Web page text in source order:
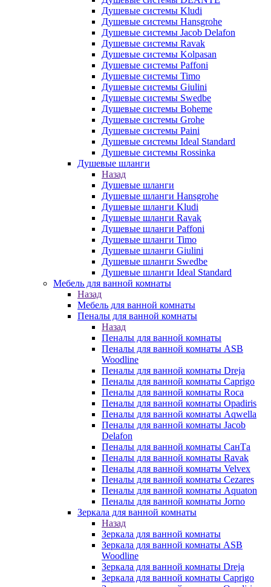
Душевые системы Kludi
Душевые системы Hansgrohe
Душевые системы Jacob Delafon
Душевые системы Ravak
Душевые системы Kolpasan
Душевые системы Paffoni
Душевые системы Timo
Душевые системы Giulini
Душевые системы Swedbe
Душевые системы Boheme
Душевые системы Grohe
Душевые системы Paini
Душевые системы Ideal Standard
Душевые системы Rossinka
Душевые шланги
Назад
Душевые шланги
Душевые шланги Hansgrohe
Душевые шланги Kludi
Душевые шланги Ravak
Душевые шланги Paffoni
Душевые шланги Timo
Душевые шланги Giulini
Душевые шланги Swedbe
Душевые шланги Ideal Standard
Мебель для ванной комнаты
Назад
Мебель для ванной комнаты
Пеналы для ванной комнаты
Назад
Пеналы для ванной комнаты
Пеналы для ванной комнаты ASB
Woodline
Пеналы для ванной комнаты Dreja
Пеналы для ванной комнаты Caprigo
Пеналы для ванной комнаты Roca
Пеналы для ванной комнаты Opadiris
Пеналы для ванной комнаты Aqwella
Пеналы для ванной комнаты Jacob
Delafon
Пеналы для ванной комнаты СанТа
Пеналы для ванной комнаты Ravak
Пеналы для ванной комнаты Velvex
Пеналы для ванной комнаты Cezares
Пеналы для ванной комнаты Aquaton
Пеналы для ванной комнаты Jorno
Зеркала для ванной комнаты
Назад
Зеркала для ванной комнаты
Зеркала для ванной комнаты ASB
Woodline
Зеркала для ванной комнаты Dreja
Зеркала для ванной комнаты Caprigo